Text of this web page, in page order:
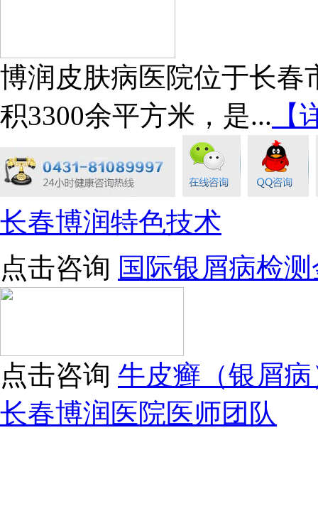
博润皮肤病医院位于长春
积3300余平方米，是... 【
长春博润特色技术
点击咨询 国际银屑病检
点击咨询 牛皮癣（银屑
长春博润医院医师团队